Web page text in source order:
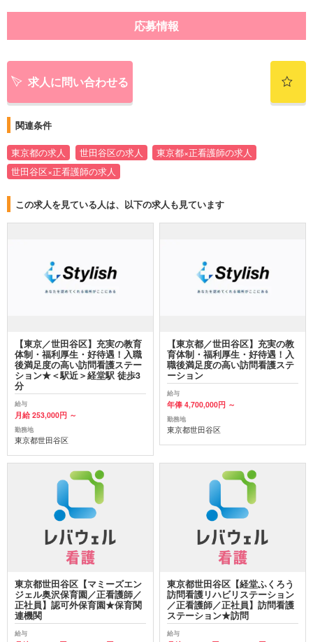
応募情報
求人に問い合わせる
関連条件
東京都の求人 世田谷区の求人
東京都×正看護師の求人
世田谷区×正看護師の求人
この求人を見ている人は、以下の求人も見ています
【東京／世田谷区】充実の教育
体制・福利厚生・好待遇！入職
後満足度の高い訪問看護ステー
ション★＜駅近＞経堂駅 徒歩3
分
給与
月給 253,000円 ～
勤務地
東京都世田谷区
【東京都／世田谷区】充実の教
育体制・福利厚生・好待遇！入
職後満足度の高い訪問看護ステ
ーション
給与
年俸 4,700,000円 ～
勤務地
東京都世田谷区
東京都世田谷区【マミーズエン
ジェル奥沢保育園／正看護師／
正社員】認可外保育園★保育関
連機関
給与
東京都世田谷区【経堂ふくろう
訪問看護リハビリステーション
／正看護師／正社員】訪問看護
ステーション★訪問
給与